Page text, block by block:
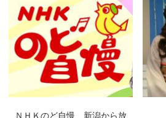
ＮＨＫのど自慢 新潟から放